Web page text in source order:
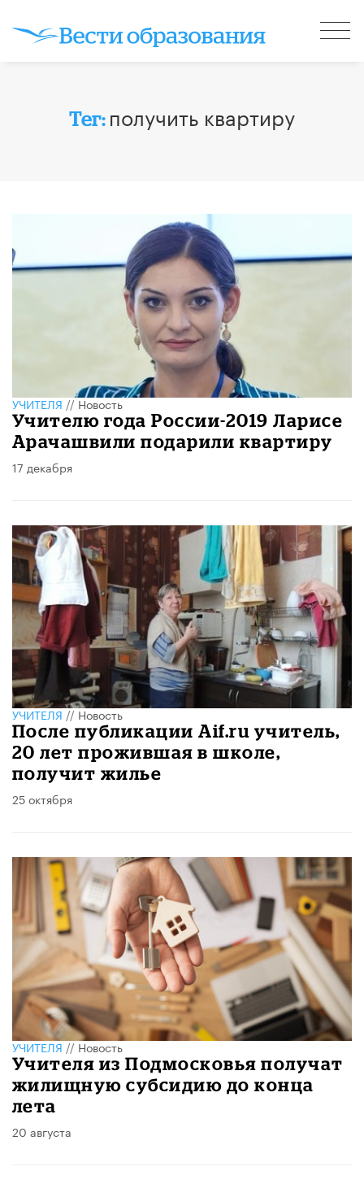
Тег: получить квартиру
УЧИТЕЛЯ//Новость
Учителю года России-2019 Ларисе
Арачашвили подарили квартиру
17 декабря
УЧИТЕЛЯ//Новость
После публикации Aif.ru учитель,
20 лет прожившая в школе,
получит жилье
25 октября
УЧИТЕЛЯ//Новость
Учителя из Подмосковья получат
жилищную субсидию до конца
лета
20 августа